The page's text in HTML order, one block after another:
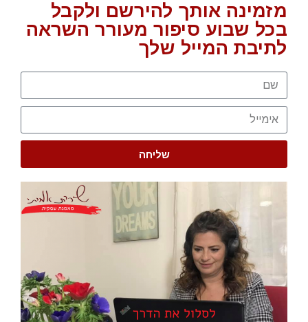
מזמינה אותך להירשם ולקבל
בכל שבוע סיפור מעורר השראה
לתיבת המייל שלך
שליחה